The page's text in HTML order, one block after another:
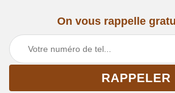
On vous rappelle